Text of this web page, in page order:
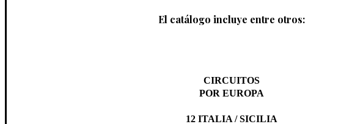
El catálogo incluye entre otros:
CIRCUITOS
POR EUROPA
12 ITALIA / SICILIA